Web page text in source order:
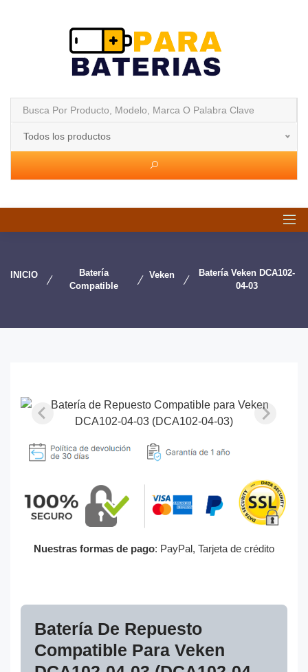
Todos los productos
INICIO
Batería
Compatible
Veken
Batería Veken DCA102-
04-03
Nuestras formas de pago: PayPal, Tarjeta de crédito
Batería De Repuesto
Compatible Para Veken